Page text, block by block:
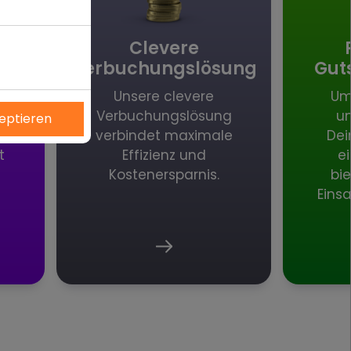
Clevere
Verbuchungslösung
Unsere clevere
Verbuchungslösung
verbindet maximale
Effizienz und
Kostenersparnis.